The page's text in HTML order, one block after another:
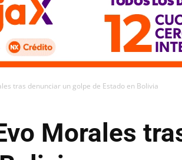
tras denunciar un golpe de Estado en Bolivia
Morales